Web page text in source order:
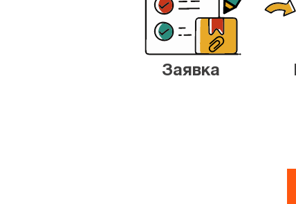
Заявка